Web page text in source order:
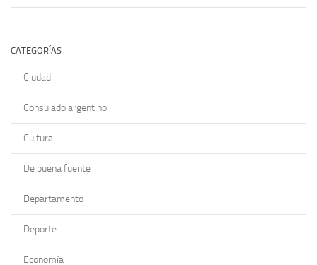
CATEGORÍAS
Ciudad
Consulado argentino
Cultura
De buena fuente
Departamento
Deporte
Economía